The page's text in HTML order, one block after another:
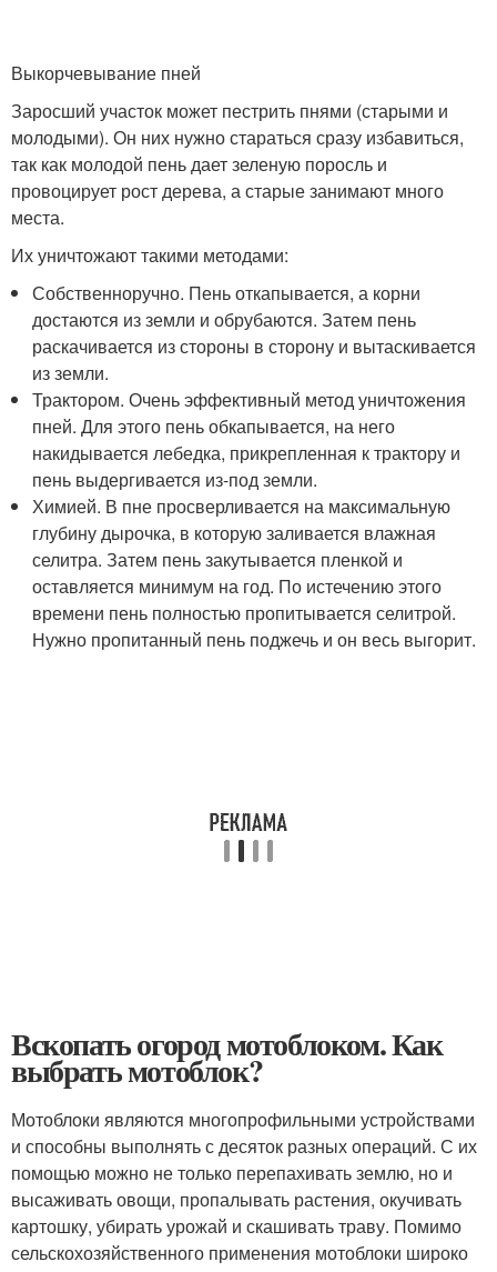
Выкорчевывание пней
Заросший участок может пестрить пнями (старыми и
молодыми). Он них нужно стараться сразу избавиться,
так как молодой пень дает зеленую поросль и
провоцирует рост дерева, а старые занимают много
места.
Их уничтожают такими методами:
Собственноручно. Пень откапывается, а корни
достаются из земли и обрубаются. Затем пень
раскачивается из стороны в сторону и вытаскивается
из земли.
Трактором. Очень эффективный метод уничтожения
пней. Для этого пень обкапывается, на него
накидывается лебедка, прикрепленная к трактору и
пень выдергивается из-под земли.
Химией. В пне просверливается на максимальную
глубину дырочка, в которую заливается влажная
селитра. Затем пень закутывается пленкой и
оставляется минимум на год. По истечению этого
времени пень полностью пропитывается селитрой.
Нужно пропитанный пень поджечь и он весь выгорит.
Вскопать огород мотоблоком. Как
выбрать мотоблок?
Мотоблоки являются многопрофильными устройствами
и способны выполнять с десяток разных операций. С их
помощью можно не только перепахивать землю, но и
высаживать овощи, пропалывать растения, окучивать
картошку, убирать урожай и скашивать траву. Помимо
сельскохозяйственного применения мотоблоки широко